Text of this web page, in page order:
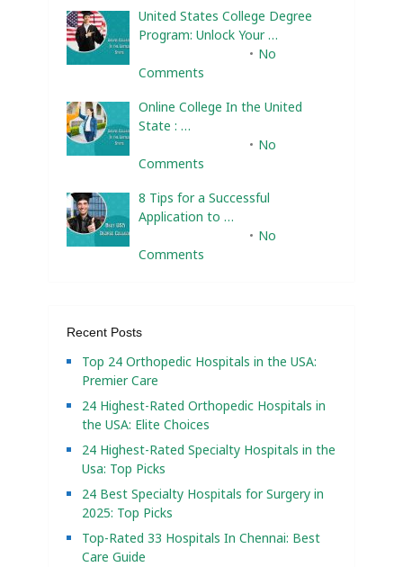
United States College Degree
Program: Unlock Your …
No
Comments
Online College In the United
State : …
No
Comments
8 Tips for a Successful
Application to …
No
Comments
Recent Posts
Top 24 Orthopedic Hospitals in the USA:
Premier Care
24 Highest-Rated Orthopedic Hospitals in
the USA: Elite Choices
24 Highest-Rated Specialty Hospitals in the
Usa: Top Picks
24 Best Specialty Hospitals for Surgery in
2025: Top Picks
Top-Rated 33 Hospitals In Chennai: Best
Care Guide